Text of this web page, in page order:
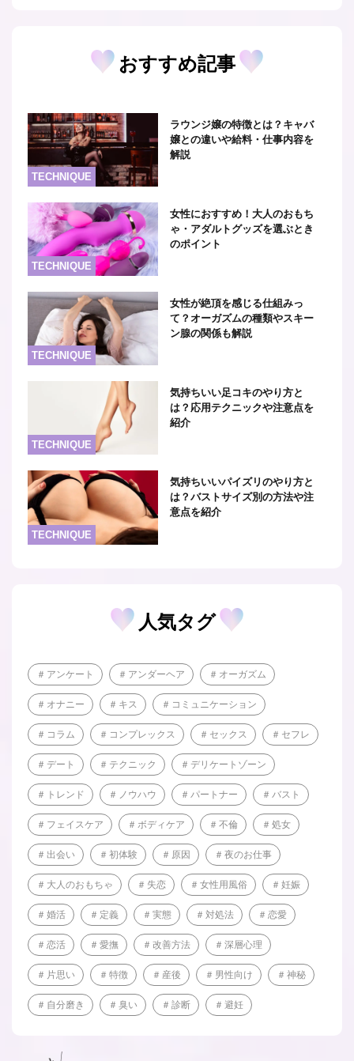
おすすめ記事
TECHNIQUE
ラウンジ嬢の特徴とは？キャバ
嬢との違いや給料・仕事内容を
解説
TECHNIQUE
女性におすすめ！大人のおもち
ゃ・アダルトグッズを選ぶとき
のポイント
TECHNIQUE
女性が絶頂を感じる仕組みっ
て？オーガズムの種類やスキー
ン腺の関係も解説
TECHNIQUE
気持ちいい足コキのやり方と
は？応用テクニックや注意点を
紹介
TECHNIQUE
気持ちいいパイズリのやり方と
は？バストサイズ別の方法や注
意点を紹介
人気タグ
アンケート アンダーヘア オーガズム
オナニー キス コミュニケーション
コラム コンプレックス セックス セフレ
デート テクニック デリケートゾーン
トレンド ノウハウ パートナー バスト
フェイスケア ボディケア 不倫 処女
出会い 初体験 原因 夜のお仕事
大人のおもちゃ 失恋 女性用風俗 妊娠
婚活 定義 実態 対処法 恋愛
恋活 愛撫 改善方法 深層心理
片思い 特徴 産後 男性向け 神秘
自分磨き 臭い 診断 避妊